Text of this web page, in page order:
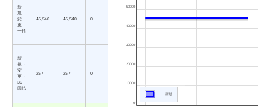
新
規・
変
更・
一括
45,540 45,540 0
0
10000
20000
30000
40000
50000
新規
新
規・
変
更・
36
回払
257 257 0